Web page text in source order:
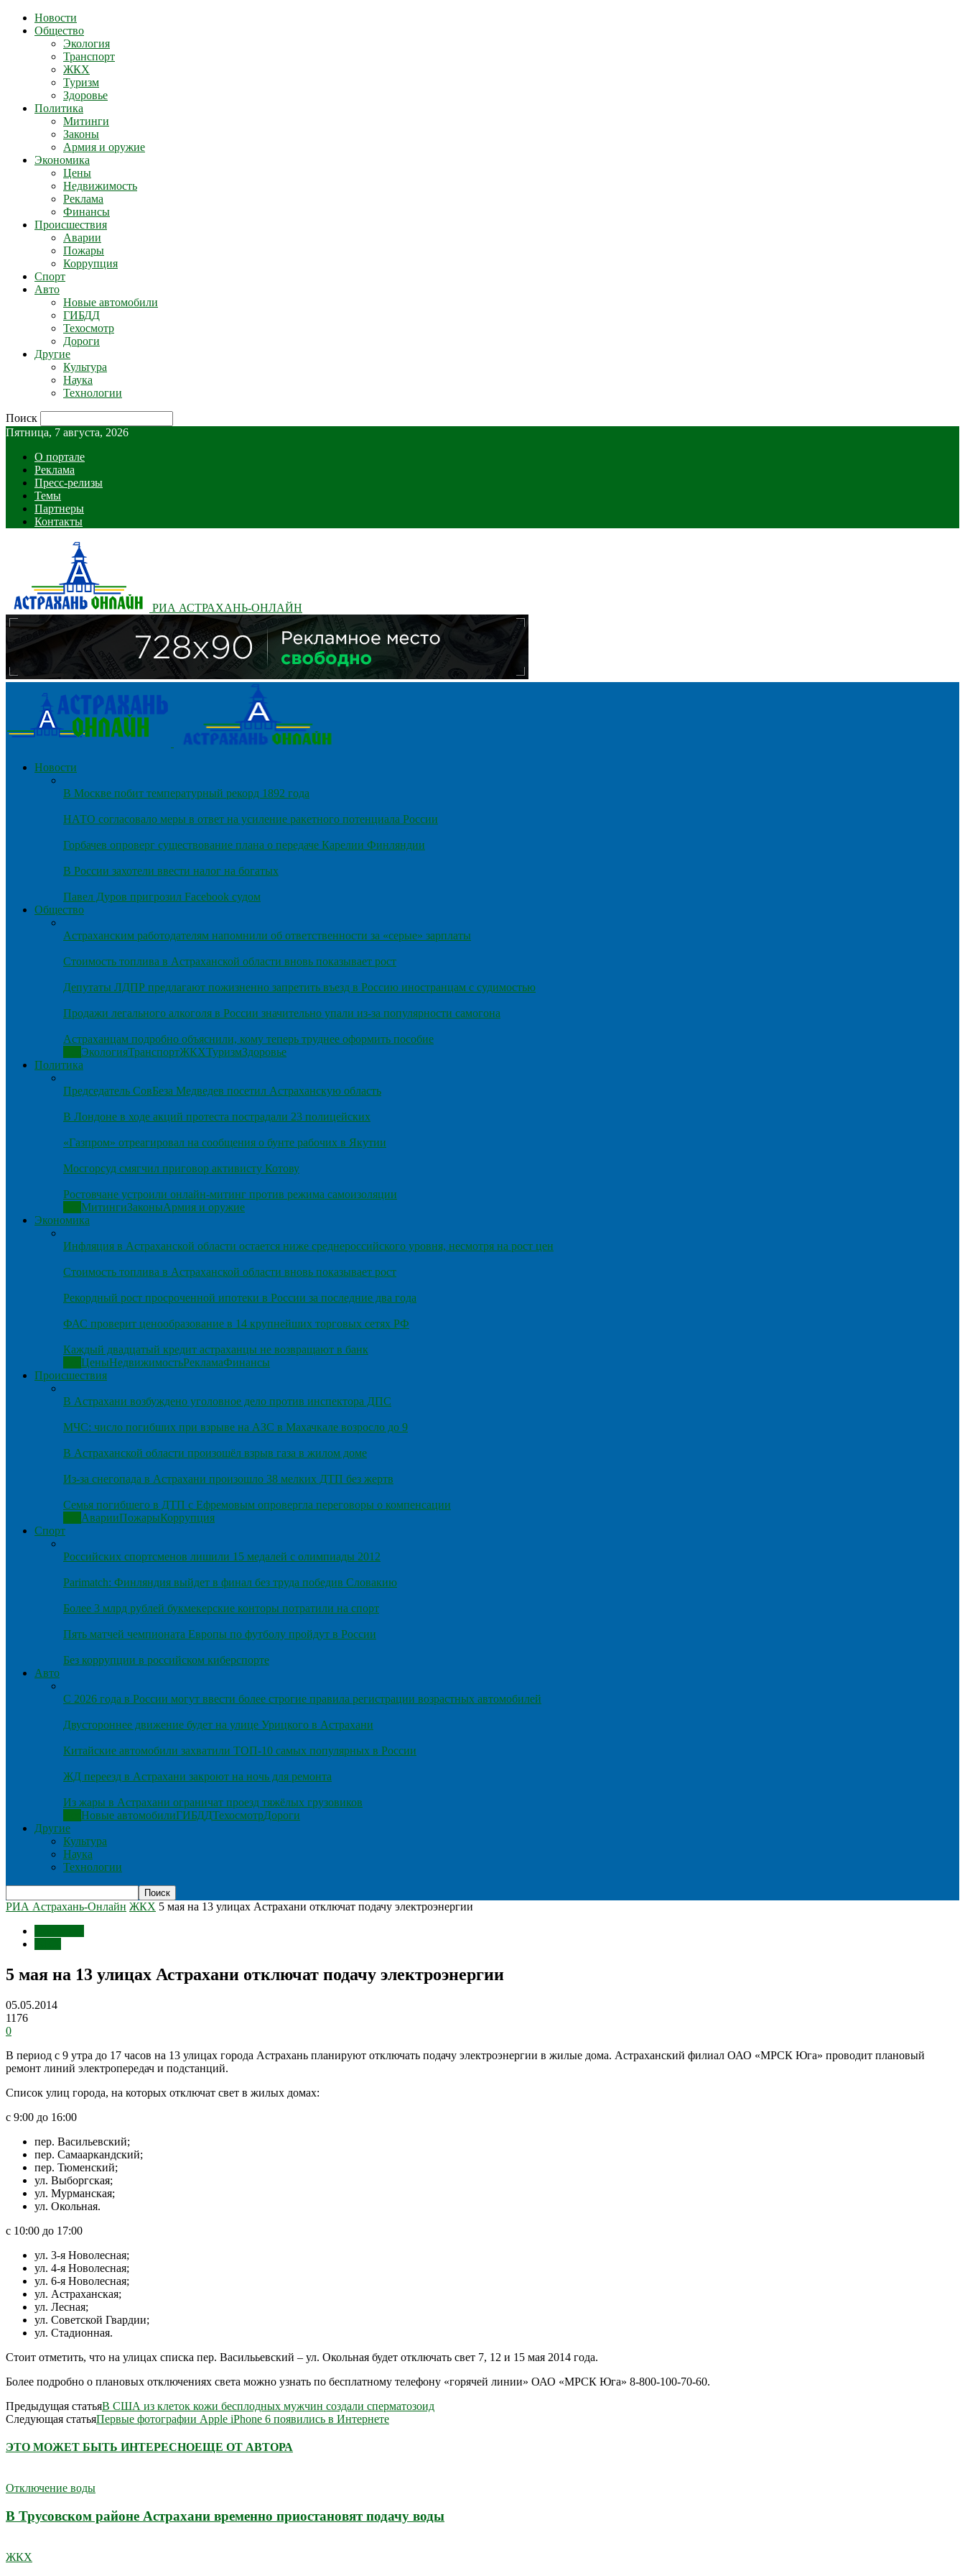
Новости
Общество
Экология
Транспорт
ЖКХ
Туризм
Здоровье
Политика
Митинги
Законы
Армия и оружие
Экономика
Цены
Недвижимость
Реклама
Финансы
Происшествия
Аварии
Пожары
Коррупция
Спорт
Авто
Новые автомобили
ГИБДД
Техосмотр
Дороги
Другие
Культура
Наука
Технологии
Поиск
Пятница, 7 августа, 2026
О портале
Реклама
Пресс-релизы
Темы
Партнеры
Контакты
РИА АСТРАХАНЬ-ОНЛАЙН
Новости
В Москве побит температурный рекорд 1892 года
НАТО согласовало меры в ответ на усиление ракетного потенциала России
Горбачев опроверг существование плана о передаче Карелии Финляндии
В России захотели ввести налог на богатых
Павел Дуров пригрозил Facebook судом
Общество
Астраханским работодателям напомнили об ответственности за «серые» зарплаты
Стоимость топлива в Астраханской области вновь показывает рост
Депутаты ЛДПР предлагают пожизненно запретить въезд в Россию иностранцам с судимостью
Продажи легального алкоголя в России значительно упали из-за популярности самогона
Астраханцам подробно объяснили, кому теперь труднее оформить пособие
ЭкологияТранспортЖКХТуризмЗдоровье
Политика
Председатель СовБеза Медведев посетил Астраханскую область
В Лондоне в ходе акций протеста пострадали 23 полицейских
«Газпром» отреагировал на сообщения о бунте рабочих в Якутии
Мосгорсуд смягчил приговор активисту Котову
Ростовчане устроили онлайн-митинг против режима самоизоляции
МитингиЗаконыАрмия и оружие
Экономика
Инфляция в Астраханской области остается ниже среднероссийского уровня, несмотря на рост цен
Стоимость топлива в Астраханской области вновь показывает рост
Рекордный рост просроченной ипотеки в России за последние два года
ФАС проверит ценообразование в 14 крупнейших торговых сетях РФ
Каждый двадцатый кредит астраханцы не возвращают в банк
ЦеныНедвижимостьРекламаФинансы
Происшествия
В Астрахани возбуждено уголовное дело против инспектора ДПС
МЧС: число погибших при взрыве на АЗС в Махачкале возросло до 9
В Астраханской области произошёл взрыв газа в жилом доме
Из-за снегопада в Астрахани произошло 38 мелких ДТП без жертв
Семья погибшего в ДТП с Ефремовым опровергла переговоры о компенсации
АварииПожарыКоррупция
Спорт
Российских спортсменов лишили 15 медалей с олимпиады 2012
Parimatch: Финляндия выйдет в финал без труда победив Словакию
Более 3 млрд рублей букмекерские конторы потратили на спорт
Пять матчей чемпионата Европы по футболу пройдут в России
Без коррупции в российском киберспорте
Авто
С 2026 года в России могут ввести более строгие правила регистрации возрастных автомобилей
Двустороннее движение будет на улице Урицкого в Астрахани
Китайские автомобили захватили ТОП-10 самых популярных в России
ЖД переезд в Астрахани закроют на ночь для ремонта
Из жары в Астрахани ограничат проезд тяжёлых грузовиков
Новые автомобилиГИБДДТехосмотрДороги
Другие
Культура
Наука
Технологии
РИА Астрахань-Онлайн ЖКХ 5 мая на 13 улицах Астрахани отключат подачу электроэнергии
5 мая на 13 улицах Астрахани отключат подачу электроэнергии
05.05.2014
1176
0
В период с 9 утра до 17 часов на 13 улицах города Астрахань планируют отключать подачу электроэнергии в жилые дома. Астраханский филиал ОАО «МРСК Юга» проводит плановый
ремонт линий электропередач и подстанций.
Список улиц города, на которых отключат свет в жилых домах:
с 9:00 до 16:00
пер. Васильевский;
пер. Самааркандский;
пер. Тюменский;
ул. Выборгская;
ул. Мурманская;
ул. Окольная.
с 10:00 до 17:00
ул. 3-я Новолесная;
ул. 4-я Новолесная;
ул. 6-я Новолесная;
ул. Астраханская;
ул. Лесная;
ул. Советской Гвардии;
ул. Стадионная.
Стоит отметить, что на улицах списка пер. Василььевский – ул. Окольная будет отключать свет 7, 12 и 15 мая 2014 года.
Более подробно о плановых отключениях света можно узнать по бесплатному телефону «горячей линии» ОАО «МРСК Юга» 8-800-100-70-60.
Предыдущая статьяВ США из клеток кожи бесплодных мужчин создали сперматозоид
Следующая статьяПервые фотографии Apple iPhone 6 появились в Интернете
ЭТО МОЖЕТ БЫТЬ ИНТЕРЕСНОЕЩЕ ОТ АВТОРА
Отключение воды
В Трусовском районе Астрахани временно приостановят подачу воды
ЖКХ